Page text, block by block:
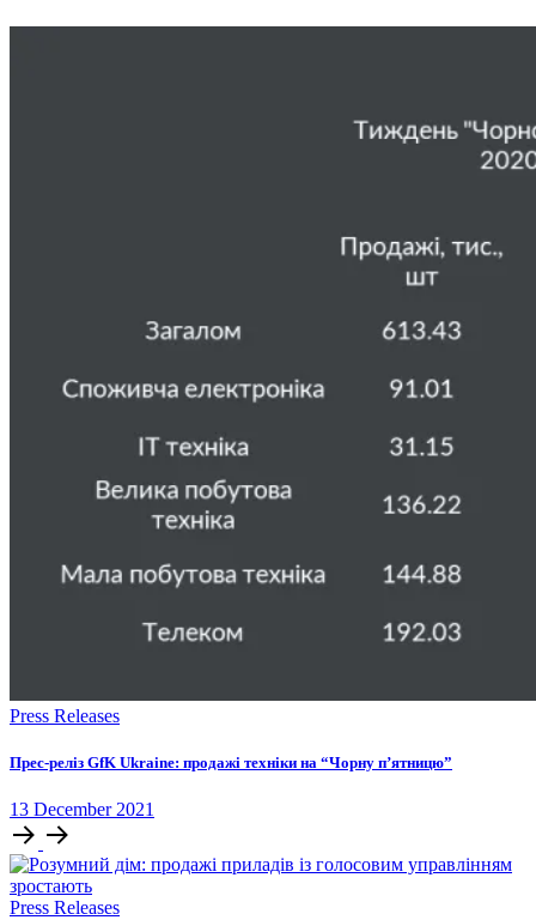
Press Releases
Прес-реліз GfK Ukraine: продажі техніки на “Чорну п’ятницю”
13 December 2021
Press Releases